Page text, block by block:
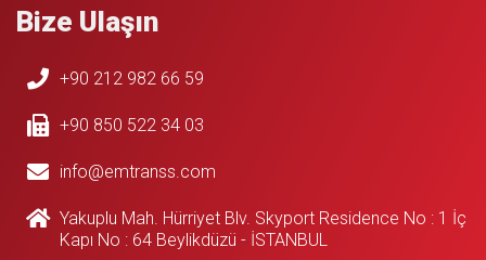
Bize Ulaşın
+90 212 982 66 59
+90 850 522 34 03
info@emtranss.com
Yakuplu Mah. Hürriyet Blv. Skyport Residence No : 1 İç
Kapı No : 64 Beylikdüzü - İSTANBUL